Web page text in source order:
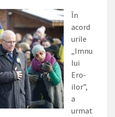
În
acord
urile
„Imnu
lui
Ero­
ilor”,
a
urmat